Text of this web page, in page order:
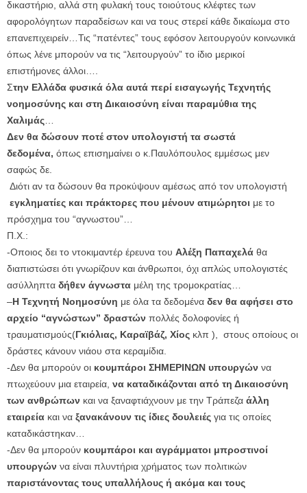
δικαστήριο, αλλά στη φυλακή τους τοιούτους κλέφτες των
αφορολόγητων παραδείσων και να τους στερεί κάθε δικαίωμα στο
επανεπιχειρείν…Τις “πατέντες” τους εφόσον λειτουργούν κοινωνικά
όπως λένε μπορούν να τις “λειτουργούν” το ίδιο μερικοί
επιστήμονες άλλοι….
Στην Ελλάδα φυσικά όλα αυτά περί εισαγωγής Τεχνητής
νοημοσύνης και στη Δικαιοσύνη είναι παραμύθια της
Χαλιμάς…
Δεν θα δώσουν ποτέ στον υπολογιστή τα σωστά
δεδομένα, όπως επισημαίνει ο κ.Παυλόπουλος εμμέσως μεν
σαφώς δε.
Διότι αν τα δώσουν θα προκύψουν αμέσως από τον υπολογιστή
εγκληματίες και πράκτορες που μένουν ατιμώρητοι με το
πρόσχημα του “αγνωστου”…
Π.Χ.:
-Οποιος δει το ντοκιμαντέρ έρευνα του Αλέξη Παπαχελά θα
διαπιστώσει ότι γνωρίζουν και άνθρωποι, όχι απλώς υπολογιστές
ασύλληπτα δήθεν άγνωστα μέλη της τρομοκρατίας…
–Η Τεχνητή Νοημοσύνη με όλα τα δεδομένα δεν θα αφήσει στο
αρχείο “αγνώστων” δραστών πολλές δολοφονίες ή
τραυματισμούς(Γκιόλιας, Καραϊβάζ, Χίος κλπ ), στους οποίους οι
δράστες κάνουν νιάου στα κεραμίδια.
-Δεν θα μπορούν οι κουμπάροι ΣΗΜΕΡΙΝΩΝ υπουργών να
πτωχεύουν μια εταιρεία, να καταδικάζονται από τη Δικαιοσύνη
των ανθρώπων και να ξαναφτιάχνουν με την Τράπεζα άλλη
εταιρεία και να ξανακάνουν τις ίδιες δουλειές για τις οποίες
καταδικάστηκαν…
-Δεν θα μπορούν κουμπάροι και αγράμματοι μπροστινοί
υπουργών να είναι πλυντήρια χρήματος των πολιτικών
παριστάνοντας τους υπαλλήλους ή ακόμα και τους